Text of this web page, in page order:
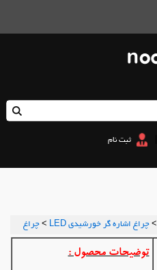
ثبت نام
>چراغ اشاره گر خورشیدی LED >چراغ
توضیحات محصول :